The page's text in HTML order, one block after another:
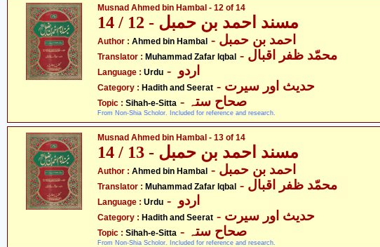
Musnad Ahmed bin Hambal - 12 of 14
مسند احمد بن حمبل - 12 / 14
Author : Ahmed bin Hambal
Translator : Muhammad Zafar Iqbal - محمّد ظفر اقبال
Language : Urdu
Category : Hadith and Seerat - حدیث اور سیرت
Topic : Sihah-e-Sitta - صحاح ستہ
From Non-Shia Scholor. Included for reference and research.
Musnad Ahmed bin Hambal - 13 of 14
مسند احمد بن حمبل - 13 / 14
Author : Ahmed bin Hambal
Translator : Muhammad Zafar Iqbal - محمّد ظفر اقبال
Language : Urdu
Category : Hadith and Seerat - حدیث اور سیرت
Topic : Sihah-e-Sitta - صحاح ستہ
From Non-Shia Scholor. Included for reference and research.